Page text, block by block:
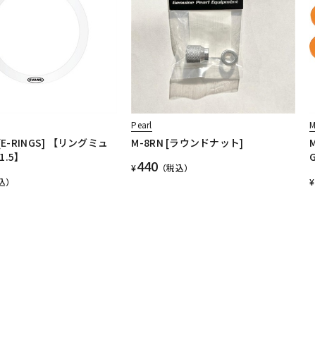
RINGS] 【リングミュ
】
）
Pearl
M-8RN [ラウンドナット]
¥440 （税込）
¥